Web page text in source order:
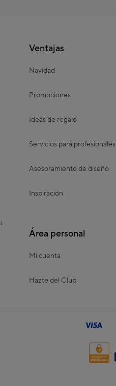
Ventajas
Navidad
Promociones
Ideas de regalo
Servicios para profesionales
Asesoramiento de diseño
Inspiración
Área personal
Mi cuenta
Hazte del Club